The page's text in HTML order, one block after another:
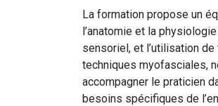
La formation propose un
l’anatomie et la
sensoriel, et l’utilisation
techniques myofasciales,
accompagner le praticien
besoins spécifiques de